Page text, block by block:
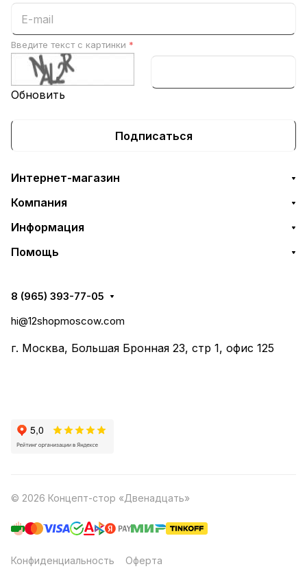
Введите текст с картинки *
Обновить
Подписаться
Интернет-магазин
Компания
Информация
Помощь
8 (965) 393-77-05
hi@12shopmoscow.com
г. Москва, Большая Бронная 23, стр 1, офис 125
© 2026 Концепт-стор «Двенадцать»
Конфиденциальность Оферта